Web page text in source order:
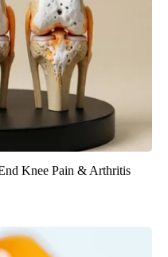
Knee Pain & Arthritis